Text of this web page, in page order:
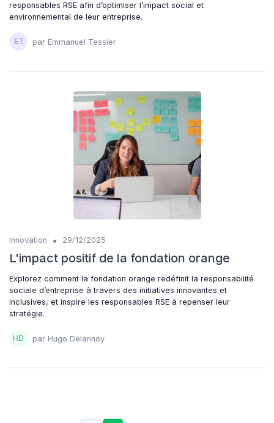
responsables RSE afin d’optimiser l’impact social et
environnemental de leur entreprise.
par Emmanuel Tessier
Innovation • 29/12/2025
L'impact positif de la fondation orange
Explorez comment la fondation orange redéfinit la responsabilité
sociale d’entreprise à travers des initiatives innovantes et
inclusives, et inspire les responsables RSE à repenser leur
stratégie.
par Hugo Delannoy